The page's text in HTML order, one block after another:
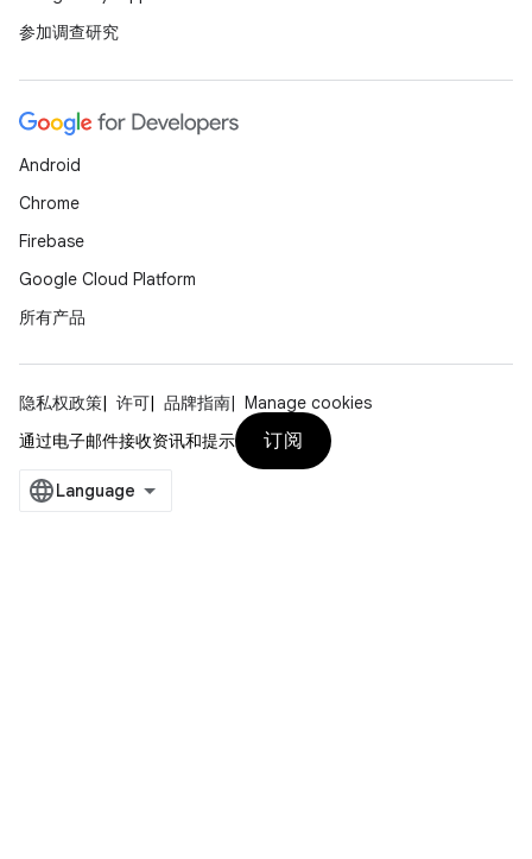
参加调查研究
Android
Chrome
Firebase
Google Cloud Platform
所有产品
隐私权政策 许可 品牌指南
Manage cookies
通过电子邮件接收资讯和提示
订阅